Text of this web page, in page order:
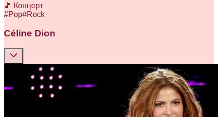
🎵 Концерт
#Pop#Rock
Céline Dion